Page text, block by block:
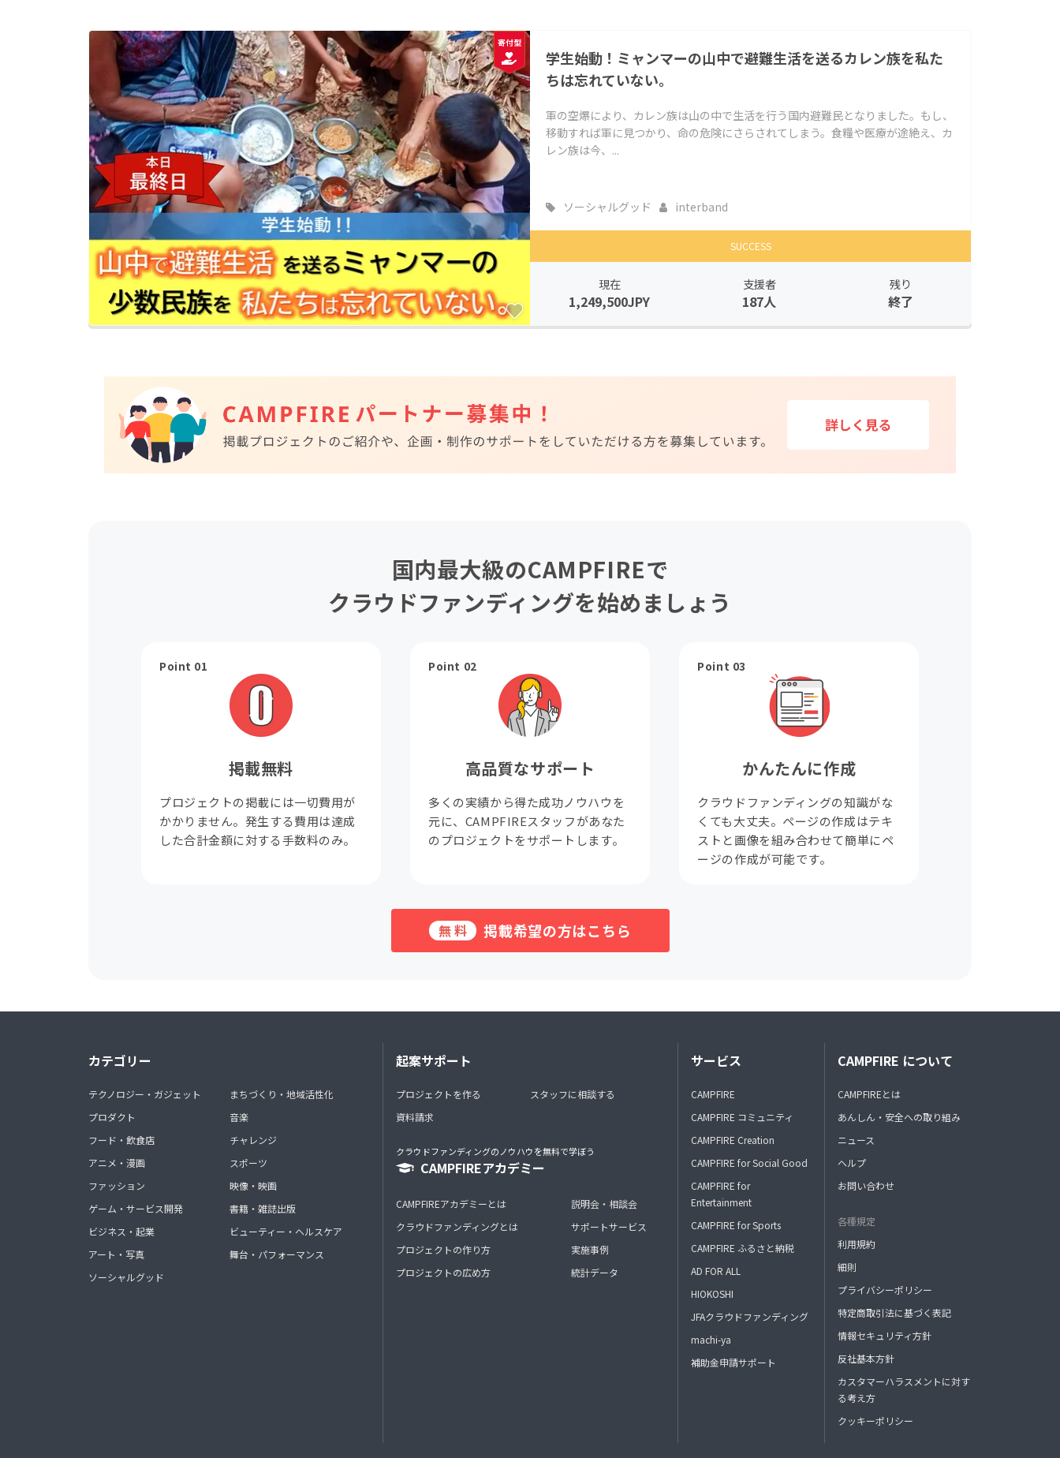
学生始動！ミャンマーの山中で避難生活を送るカレン族を私た
ちは忘れていない。
軍の空爆により、カレン族は山の中で生活を行う国内避難民となりました。もし、
移動すれば軍に見つかり、命の危険にさらされてしまう。食糧や医療が途絶え、カ
レン族は今、...
ソーシャルグッド interband
SUCCESS
現在
1,249,500JPY
支援者
187人
残り
終了
国内最大級のCAMPFIREで
クラウドファンディングを始めましょう
Point 01
掲載無料
プロジェクトの掲載には一切費用が
かかりません。発生する費用は達成
した合計金額に対する手数料のみ。
Point 02
高品質なサポート
多くの実績から得た成功ノウハウを
元に、CAMPFIREスタッフがあなた
のプロジェクトをサポートします。
Point 03
かんたんに作成
クラウドファンディングの知識がな
くても大丈夫。ページの作成はテキ
ストと画像を組み合わせて簡単にペ
ージの作成が可能です。
無料 掲載希望の方はこちら
カテゴリー
テクノロジー・ガジェット
プロダクト
フード・飲食店
アニメ・漫画
ファッション
ゲーム・サービス開発
ビジネス・起業
アート・写真
ソーシャルグッド
まちづくり・地域活性化
音楽
チャレンジ
スポーツ
映像・映画
書籍・雑誌出版
ビューティー・ヘルスケア
舞台・パフォーマンス
起案サポート
プロジェクトを作る
資料請求
スタッフに相談する
クラウドファンディングのノウハウを無料で学ぼう
CAMPFIREアカデミー
CAMPFIREアカデミーとは
クラウドファンディングとは
プロジェクトの作り方
プロジェクトの広め方
説明会・相談会
サポートサービス
実施事例
統計データ
サービス
CAMPFIRE
CAMPFIRE コミュニティ
CAMPFIRE Creation
CAMPFIRE for Social Good
CAMPFIRE for
Entertainment
CAMPFIRE for Sports
CAMPFIRE ふるさと納税
AD FOR ALL
HIOKOSHI
JFAクラウドファンディング
machi-ya
補助金申請サポート
CAMPFIRE について
CAMPFIREとは
あんしん・安全への取り組み
ニュース
ヘルプ
お問い合わせ
各種規定
利用規約
細則
プライバシーポリシー
特定商取引法に基づく表記
情報セキュリティ方針
反社基本方針
カスタマーハラスメントに対す
る考え方
クッキーポリシー